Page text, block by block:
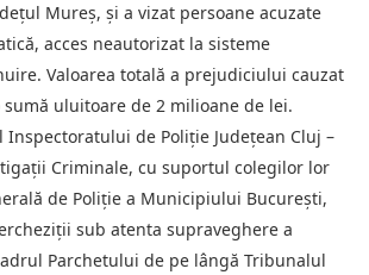
Mureș, și a vizat persoane acuzate
acces neautorizat la sisteme
Valoarea totală a prejudiciului cauzat
uluitoare de 2 milioane de lei.
de Poliție Județean Cluj –
Criminale, cu suportul colegilor lor
de Poliție a Municipiului București,
sub atenta supraveghere a
Parchetului de pe lângă Tribunalul